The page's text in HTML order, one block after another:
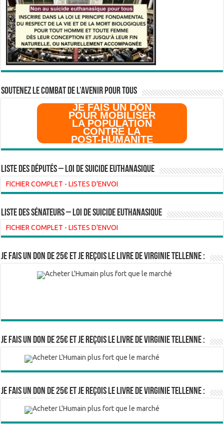
SOUTENEZ LE COMBAT DE L’AVenir pour Tous
JE FAIS UN DON
POUR MOBILISER
LA POPULATION
CONTRE LA
POST-HUMANITE
Liste des Députés – Loi de suicide euthanasique
FICHIER COMPLET -LISTES D'ENVOI
liste des sénateurs – loi de suicide euthanasique
FICHIER COMPLET -LISTES D'ENVOI
Je fais un don de 25€ et je reçois le livre de Virginie Tellenne :
Je fais un don de 25€ et je reçois le livre de Virginie Tellenne :
Je fais un don de 25€ et je reçois le livre de Virginie Tellenne :